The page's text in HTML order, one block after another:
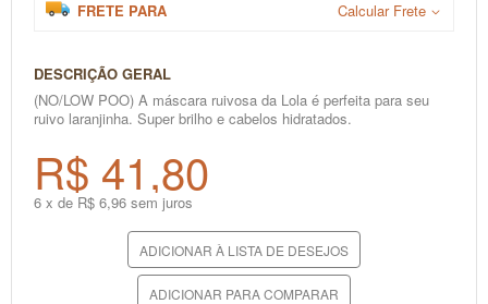
FRETE PARA Calcular Frete
DESCRIÇÃO GERAL
(NO/LOW POO) A máscara ruivosa da Lola é perfeita para seu
ruivo laranjinha. Super brilho e cabelos hidratados.
R$ 41,80
6 x de R$ 6,96 sem juros
ADICIONAR À LISTA DE DESEJOS
ADICIONAR PARA COMPARAR